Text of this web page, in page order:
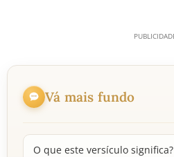
Vá mais fundo
O que este versículo significa?